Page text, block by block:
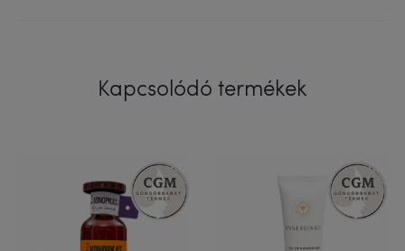
Kapcsolódó termékek